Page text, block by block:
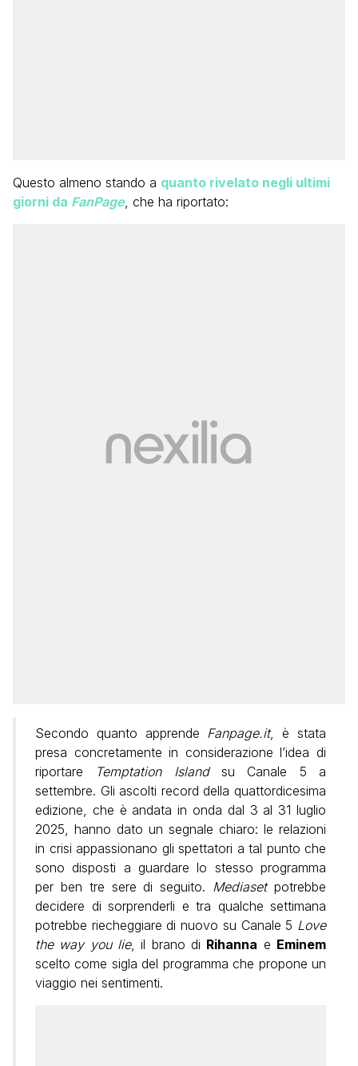
Questo almeno stando a quanto rivelato negli ultimi
giorni da FanPage, che ha riportato:
Secondo quanto apprende Fanpage.it, è stata
presa concretamente in considerazione l’idea di
riportare
Temptation Islandsu Canale 5 a
settembre. Gli ascolti record della quattordicesima
edizione, che è andata in onda dal 3 al 31 luglio
2025, hanno dato un segnale chiaro: le relazioni
in crisi appassionano gli spettatori a tal punto che
sono disposti a guardare lo stesso programma
per ben tre sere di seguito. Mediasetpotrebbe
decidere di sorprenderli e tra qualche settimana
potrebbe riecheggiare di nuovo su Canale 5 Love
the way you lie, il brano di Rihanna e Eminem
scelto come sigla del programma che propone un
viaggio nei sentimenti.